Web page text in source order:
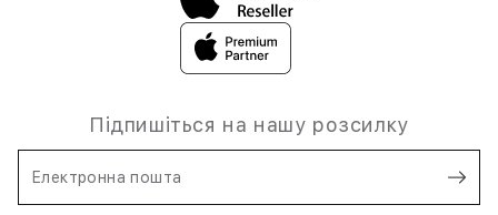
Підпишіться на нашу розсилку
Електронна пошта